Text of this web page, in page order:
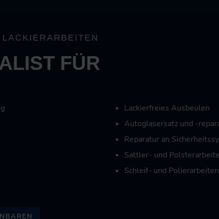
FÜR
Lackierfreies Ausbeulen
Autoglasersatz und -
Reparatur an
Sattler- und
Schleif- und Polierarbeiten